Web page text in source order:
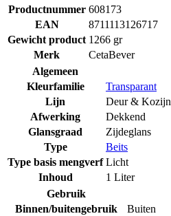
Productnummer 608173
EAN
8711113126717
Gewicht product 1266 gr
Merk
CetaBever
Algemeen
Kleurfamilie
Transparant
Lijn
Deur & Kozijn
Afwerking
Dekkend
Glansgraad
Zijdeglans
Type
Beits
Type basis mengverf Licht
Inhoud
1 Liter
Gebruik
Binnen/buitengebruik
Buiten